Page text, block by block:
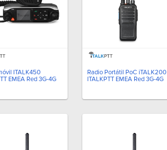
ITALK450
EMEA Red 3G-4G
Radio Portátil PoC iTALK200
ITALKPTT EMEA Red 3G-4G